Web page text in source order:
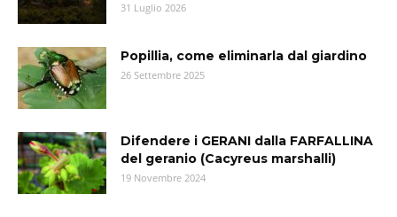
31 Luglio 2026
Popillia, come eliminarla dal giardino
26 Settembre 2025
Difendere i GERANI dalla FARFALLINA
del geranio (Cacyreus marshalli)
19 Novembre 2024